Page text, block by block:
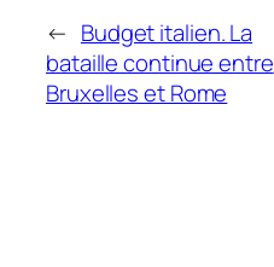
← Budget italien. La
bataille continue entre
Bruxelles et Rome